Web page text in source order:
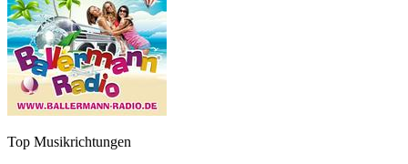
Top Musikrichtungen